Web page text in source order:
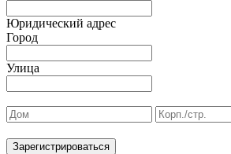
Юридический адрес
Город
Улица
Зарегистрироваться